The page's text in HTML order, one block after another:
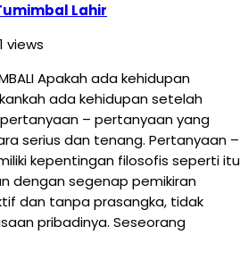
Lahir
views
Apakah ada kehidupan
ada kehidupan setelah
– pertanyaan yang
serius dan tenang. Pertanyaan –
kepentingan filosofis seperti itu
dengan segenap pemikiran
dan tanpa prasangka, tidak
pribadinya. Seseorang